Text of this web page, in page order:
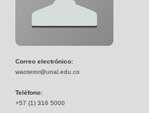
Correo electrónico:
waoteror@unal.edu.co
Teléfono:
+57 (1) 316 5000